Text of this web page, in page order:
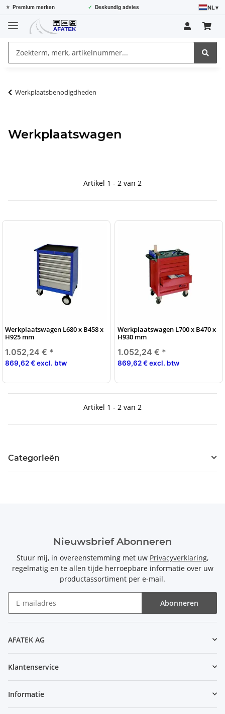
⭐ Premium merken ✓ Deskundig advies NL▾
Werkplaatsbenodigdheden
Werkplaatswagen
Artikel 1 - 2 van 2
Werkplaatswagen L680 x B458 x
H925 mm
1.052,24 € *
869,62 € excl. btw
Werkplaatswagen L700 x B470 x
H930 mm
1.052,24 € *
869,62 € excl. btw
Artikel 1 - 2 van 2
Categorieën
Nieuwsbrief Abonneren
Stuur mij, in overeenstemming met uw Privacyverklaring,
regelmatig en te allen tijde herroepbare informatie over uw
productassortiment per e-mail.
Abonneren
AFATEK AG
Klantenservice
Informatie